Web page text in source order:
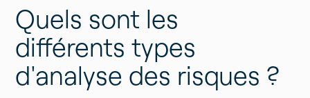
Quels sont les
différents types
d'analyse des risques ?